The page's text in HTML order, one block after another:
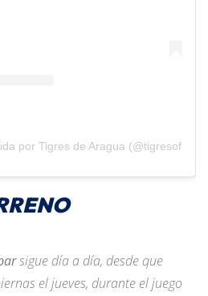
por Tigres de Aragua
sigue día a día, desde que
el jueves, durante el juego